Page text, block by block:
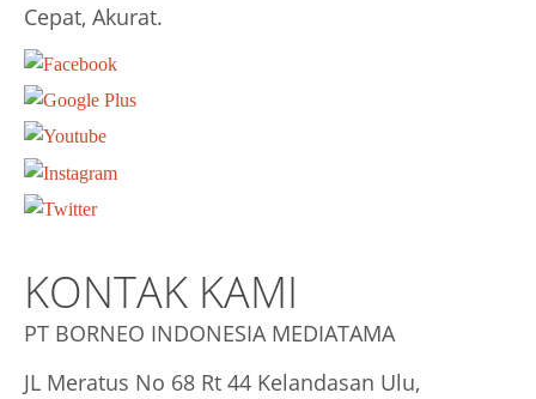
Cepat, Akurat.
KONTAK KAMI
PT BORNEO INDONESIA MEDIATAMA
JL Meratus No 68 Rt 44 Kelandasan Ulu,